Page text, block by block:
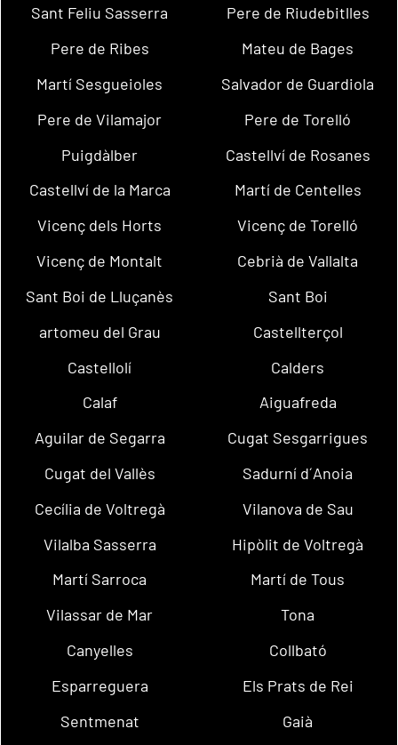
Sant Feliu Sasserra
Pere de Riudebitlles
Pere de Ribes
Mateu de Bages
Martí Sesgueioles
Salvador de Guardiola
Pere de Vilamajor
Pere de Torelló
Puigdàlber
Castellví de Rosanes
Castellví de la Marca
Martí de Centelles
Vicenç dels Horts
Vicenç de Torelló
Vicenç de Montalt
Cebrià de Vallalta
Sant Boi de Lluçanès
Sant Boi
artomeu del Grau
Castellterçol
Castellolí
Calders
Calaf
Aiguafreda
Aguilar de Segarra
Cugat Sesgarrigues
Cugat del Vallès
Sadurní d´Anoia
Cecília de Voltregà
Vilanova de Sau
Vilalba Sasserra
Hipòlit de Voltregà
Martí Sarroca
Martí de Tous
Vilassar de Mar
Tona
Canyelles
Collbató
Esparreguera
Els Prats de Rei
Sentmenat
Gaià